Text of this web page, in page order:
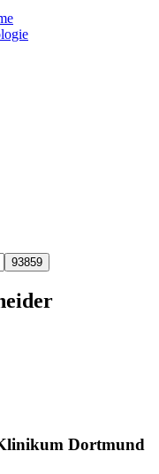
Dortmund